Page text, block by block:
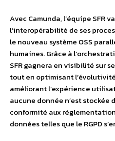
Avec Camunda, l’équipe SFR
l’interopérabilité de ses
le nouveau système OSS
humaines. Grâce à
SFR gagnera en visibilité sur
tout en optimisant
améliorant l’expérience
aucune donnée n’est stockée
conformité aux
données telles que le RGPD